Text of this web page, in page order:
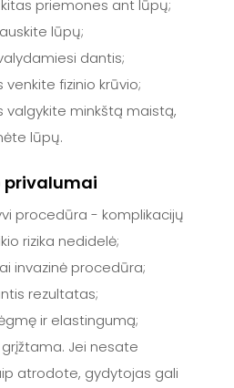
priemones ant lūpų;
lūpų;
dantis;
fizinio krūvio;
valgykite minkštą maistą,
lūpų.
privalumai
procedūra - komplikacijų
rizika nedidelė;
invazinė procedūra;
rezultatas;
ir elastingumą;
Jei nesate
atrodote, gydytojas gali